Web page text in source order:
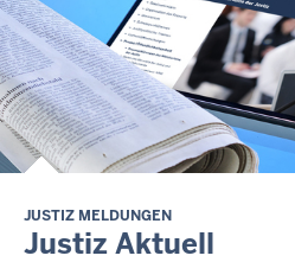
JUSTIZ MELDUNGEN
Justiz Aktuell